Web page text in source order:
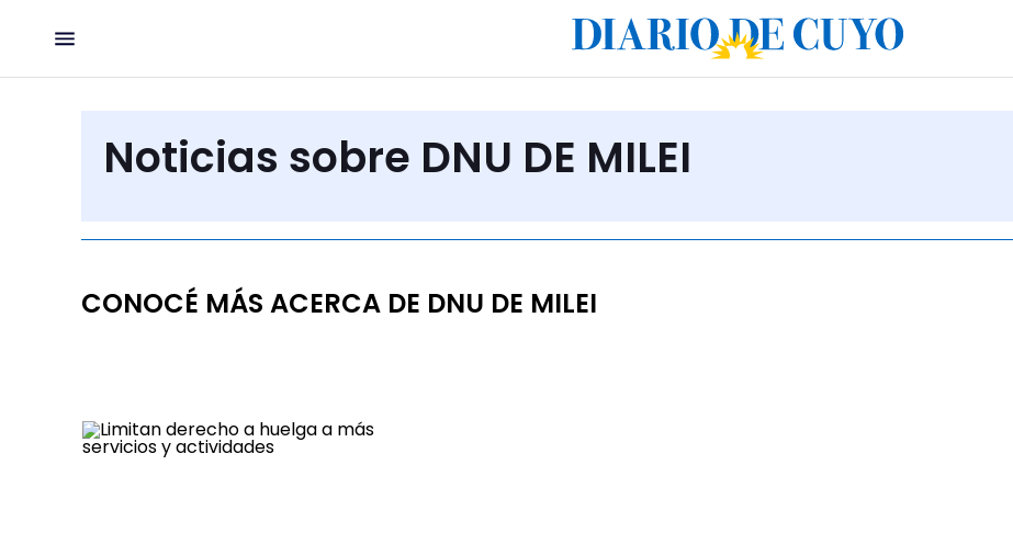
Noticias sobre DNU DE MILEI
CONOCÉ MÁS ACERCA DE DNU DE MILEI